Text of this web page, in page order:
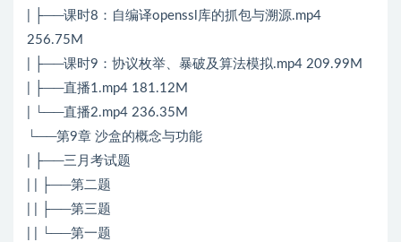
| ├──课时8：自编译openssl库的抓包与溯源.mp4
256.75M
| ├──课时9：协议枚举、暴破及算法模拟.mp4 209.99M
| ├──直播1.mp4 181.12M
| └──直播2.mp4 236.35M
└──第9章 沙盒的概念与功能
| ├──三月考试题
| | ├──第二题
| | ├──第三题
| | └──第一题